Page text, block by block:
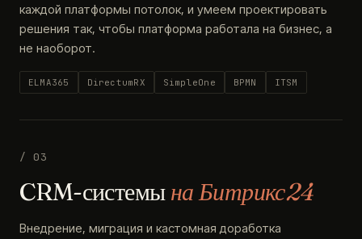
каждой платформы потолок, и умеем проектировать
решения так, чтобы платформа работала на бизнес, а
не наоборот.
ELMA365 DirectumRX SimpleOne BPMN ITSM
/ 03
CRM-системына Битрикс24
Внедрение, миграция и кастомная доработка